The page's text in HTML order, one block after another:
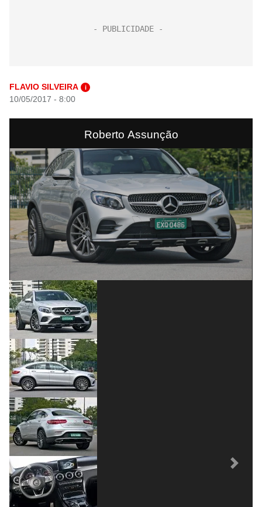
FLAVIO SILVEIRA i
10/05/2017 - 8:00
Roberto Assunção
Previous Next